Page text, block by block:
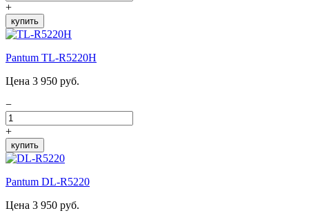
+
купить
Pantum TL-R5220H
Цена 3 950 руб.
−
+
купить
Pantum DL-R5220
Цена 3 950 руб.